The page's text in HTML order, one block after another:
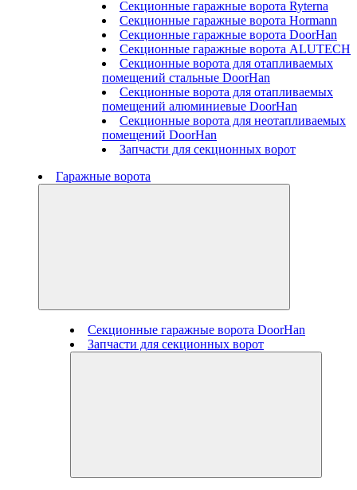
Секционные гаражные ворота Ryterna
Секционные гаражные ворота Hormann
Секционные гаражные ворота DoorHan
Секционные гаражные ворота ALUTECH
Секционные ворота для отапливаемых
помещений стальные DoorHan
Секционные ворота для отапливаемых
помещений алюминиевые DoorHan
Секционные ворота для неотапливаемых
помещений DoorHan
Запчасти для секционных ворот
Гаражные ворота
Секционные гаражные ворота DoorHan
Запчасти для секционных ворот